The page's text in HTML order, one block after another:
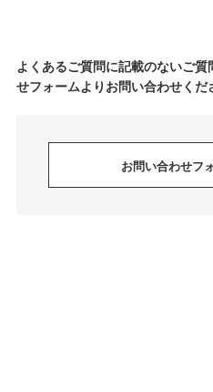
よくあるご質問に記載のないご
せフォームよりお問い合わせくだ
お問い合わせフ